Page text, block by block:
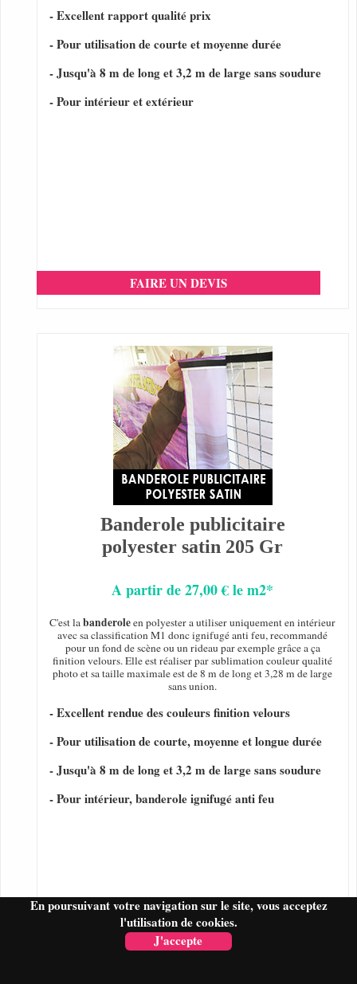
En poursuivant votre navigation sur le site, vous acceptez
l'utilisation de cookies.
J'accepte
- Excellent rapport qualité prix
- Pour utilisation de courte et moyenne durée
- Jusqu'à 8 m de long et 3,2 m de large sans soudure
- Pour intérieur et extérieur
FAIRE UN DEVIS
Banderole publicitaire
polyester satin 205 Gr
A partir de 27,00 € le m2*
C'est labanderoleen polyester a utiliser uniquement en intérieur
avec sa classification M1 donc ignifugé anti feu, recommandé
pour un fond de scène ou un rideau par exemple grâce a ça
finition velours. Elle est réaliser par sublimation couleur qualité
photo et sa taille maximale est de 8 m de long et 3,28 m de large
sans union.
- Excellent rendue des couleurs finition velours
- Pour utilisation de courte, moyenne et longue durée
- Jusqu'à 8 m de long et 3,2 m de large sans soudure
- Pour intérieur, banderole ignifugé anti feu